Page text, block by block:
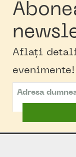
Aflați
evenimente!